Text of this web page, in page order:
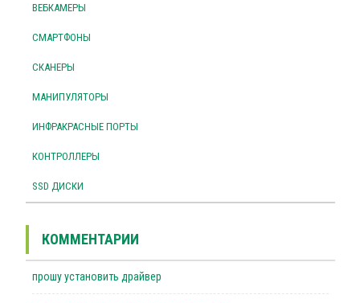
ВЕБКАМЕРЫ
СМАРТФОНЫ
СКАНЕРЫ
МАНИПУЛЯТОРЫ
ИНФРАКРАСНЫЕ ПОРТЫ
КОНТРОЛЛЕРЫ
SSD ДИСКИ
КОММЕНТАРИИ
прошу установить драйвер